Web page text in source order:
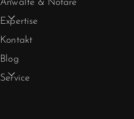
Anwälte & Notare
Expertise
Kontakt
Blog
Service